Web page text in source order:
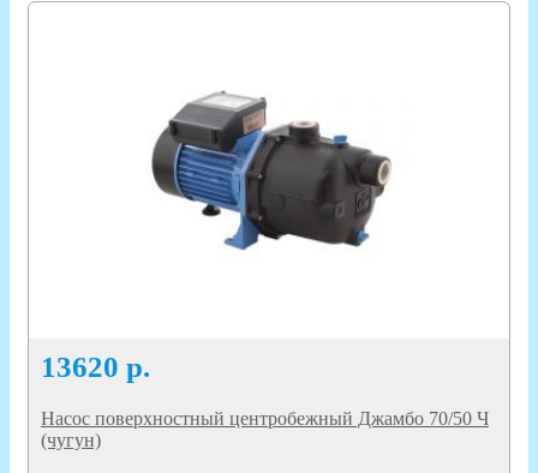
13620 р.
Насос поверхностный центробежный Джамбо 70/50 Ч
(чугун)